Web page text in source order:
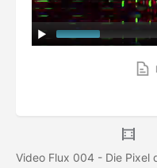
Video Flux 004 - Die Pixel